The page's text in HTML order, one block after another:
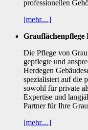
professionellen
[mehr....]
Die Pflege von
gepflegte und
Herdegen
spezialisiert auf die
sowohl für private
Expertise und
Partner für Ihre
[mehr....]